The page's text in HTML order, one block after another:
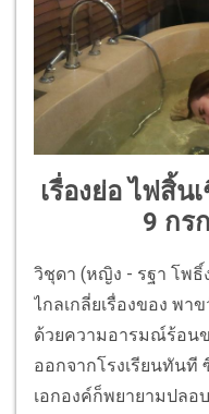
เรื่องย่อ ไฟสิ้
9 กร
วิชุดา (หญิง - รฐา โพธิ์
ไกลเกลี่ยเรื่องของ พ
ด้วยความอารมณ์ร้อน
ออกจากโรงเรียนทัน
เอกองค์ก็พยายามปลอ